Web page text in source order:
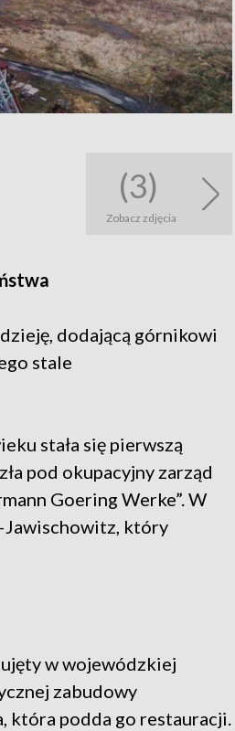
(3)
Zobacz zdjęcia
dodającą górnikowi
stale
stała się pierwszą
pod okupacyjny zarząd
Goering Werke”. W
który
w wojewódzkiej
zabudowy
która podda go restauracji.